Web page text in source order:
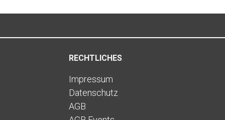
RECHTLICHES
Impressum
Datenschutz
AGB